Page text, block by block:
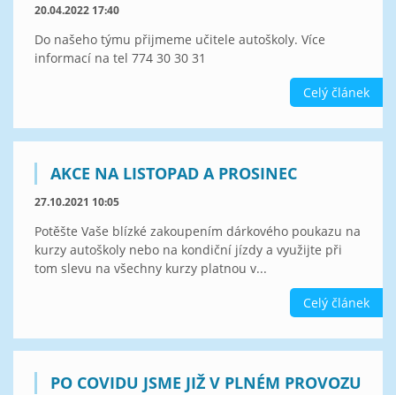
20.04.2022 17:40
Do našeho týmu přijmeme učitele autoškoly. Více
informací na tel 774 30 30 31
Celý článek
AKCE NA LISTOPAD A PROSINEC
27.10.2021 10:05
Potěšte Vaše blízké zakoupením dárkového poukazu na
kurzy autoškoly nebo na kondiční jízdy a využijte při
tom slevu na všechny kurzy platnou v...
Celý článek
PO COVIDU JSME JIŽ V PLNÉM PROVOZU